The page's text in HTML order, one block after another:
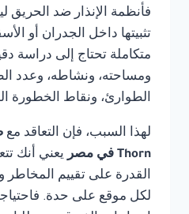
فأنظمة الإنذار ضد
تثبيتها داخل الجدران أو
متكاملة تحتاج إلى دراسة
ومساحته، ونشاطه، وعدد
الطوارئ، ونقاط الخطورة
لهذا السبب، فإن التعاقد مع
Thorn في مصر
يعني أنك
القدرة على تقييم
لكل موقع على حدة.